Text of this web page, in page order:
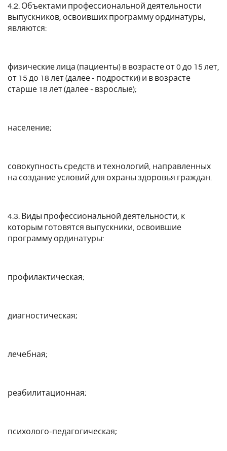
4.2. Объектами профессиональной деятельности
выпускников, освоивших программу ординатуры,
являются:
физические лица (пациенты) в возрасте от 0 до 15 лет,
от 15 до 18 лет (далее - подростки) и в возрасте
старше 18 лет (далее - взрослые);
население;
совокупность средств и технологий, направленных
на создание условий для охраны здоровья граждан.
4.3. Виды профессиональной деятельности, к
которым готовятся выпускники, освоившие
программу ординатуры:
профилактическая;
диагностическая;
лечебная;
реабилитационная;
психолого-педагогическая;